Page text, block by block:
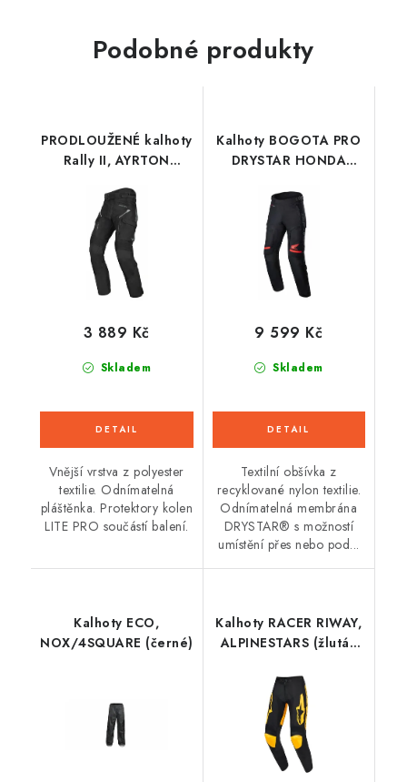
Podobné produkty
PRODLOUŽENÉ kalhoty
Rally II, AYRTON
Skladem
3 889 Kč
Vnější vrstva z polyester
textilie. Odnímatelná
pláštěnka. Protektory kolen
LITE PRO součástí balení.
Kalhoty BOGOTA PRO
DRYSTAR HONDA
(červená fluo/černá)
2026
Skladem
9 599 Kč
Textilní obšívka z
recyklované nylon textilie.
Odnímatelná membrána
DRYSTAR® s možností
umístění přes nebo pod...
Kalhoty ECO,
NOX/4SQUARE (černé)
Kalhoty RACER RIWAY,
ALPINESTARS (žlutá/